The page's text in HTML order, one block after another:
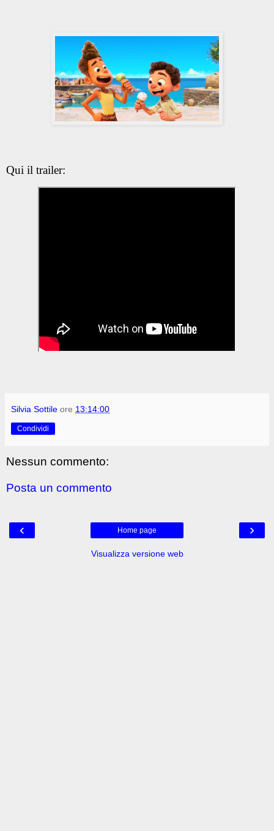
Qui il trailer:
Silvia Sottile ore 13:14:00
Condividi
Nessun commento:
Posta un commento
‹ ›
Home page
Visualizza versione web